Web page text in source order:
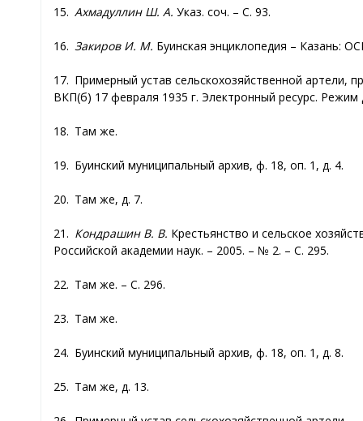
15. Ахмадуллин Ш. А. Указ. соч. – С. 93.
16. Закиров И. М. Буинская энциклопедия – Казань:
17. Примерный устав сельскохозяйственной
ВКП(б) 17 февраля 1935 г. Электронный ресурс.
18. Там же.
19. Буинский муниципальный архив, ф. 18, оп. 1, д. 4.
20. Там же, д. 7.
21. Кондрашин В. В. Крестьянство и сельское
Российской академии наук. – 2005. – № 2. – С. 295.
22. Там же. – С. 296.
23. Там же.
24. Буинский муниципальный архив, ф. 18, оп. 1, д. 8.
25. Там же, д. 13.